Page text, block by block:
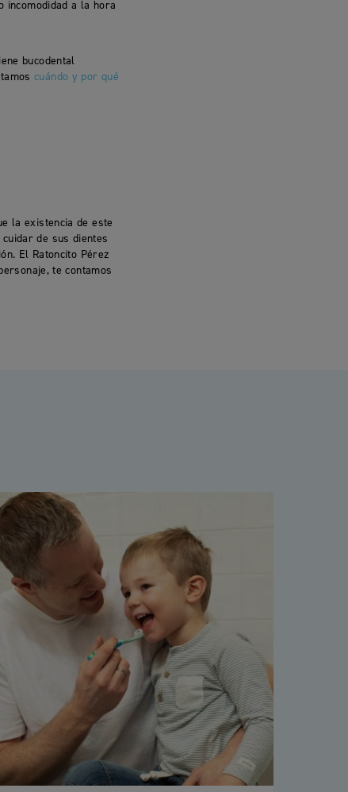
incomodidad a la hora
bucodental
cuándo y por qué
la existencia de este
de sus dientes
El Ratoncito Pérez
te contamos